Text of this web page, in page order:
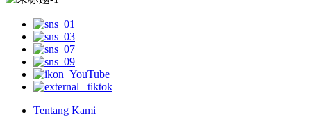
Tentang Kami